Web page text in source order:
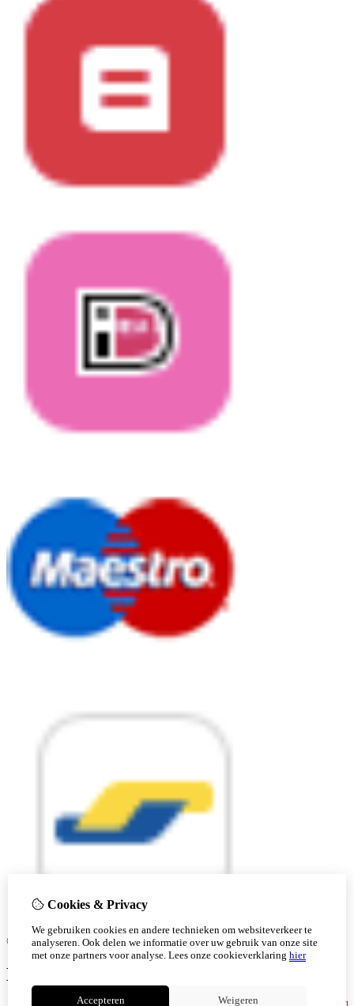
© Copyright 2026 |
Cookies & Privacy
We gebruiken cookies en andere technieken om websiteverkeer te
analyseren. Ook delen we informatie over uw gebruik van onze site
met onze partners voor analyse. Lees onze cookieverklaring hier
Accepteren Weigeren
Ben je 18 of ouder?